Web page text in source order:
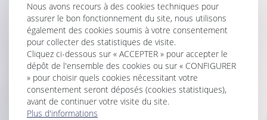
Droit de visite en espace de rencontre : l’obligation pour le juge
de fixer une durée
Succession et quasi-usufruit : l’administration peut-elle rectifier
une dette déclarée au passif ?
Mesure de placement provisoire : précision sur le décompte des
délais de procédure !
Divorce et remariage : quelles conséquences sur la pension
alimentaire et la prestation compensatoire ?
Droit de visite et placement d’enfants : quelle place pour la
Nous avons recours à des cookies techniques pour
assurer le bon fonctionnement du site, nous utilisons
également des cookies soumis à votre consentement
pour collecter des statistiques de visite.
Cliquez ci-dessous sur « ACCEPTER » pour accepter le
dépôt de l'ensemble des cookies ou sur « CONFIGURER
» pour choisir quels cookies nécessitant votre
consentement seront déposés (cookies statistiques),
avant de continuer votre visite du site.
Plus d'informations